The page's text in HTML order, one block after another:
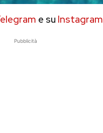
e su Instagram
Pubblicità